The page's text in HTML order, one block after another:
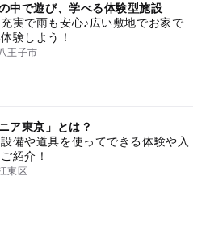
中で遊び、学べる体験型施設
実で雨も安心♪広い敷地でお家で
験しよう！
王子市
ア東京」とは？
備や道具を使ってできる体験や入
紹介！
東区